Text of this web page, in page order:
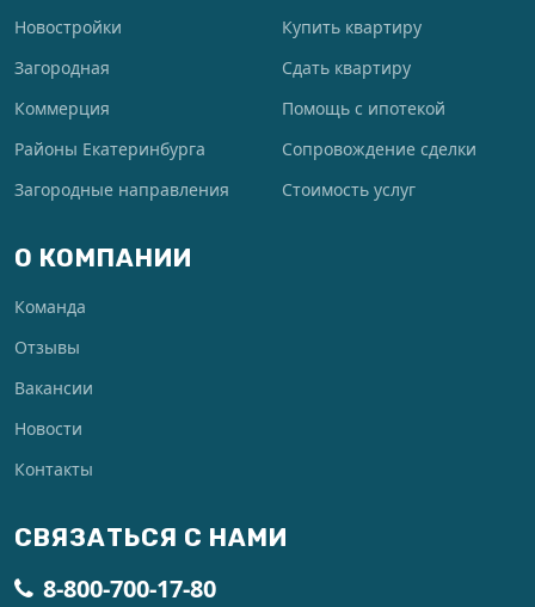
Новостройки
Загородная
Коммерция
Районы Екатеринбурга
Загородные направления
Купить квартиру
Сдать квартиру
Помощь с ипотекой
Сопровождение сделки
Стоимость услуг
О КОМПАНИИ
Команда
Отзывы
Вакансии
Новости
Контакты
СВЯЗАТЬСЯ С НАМИ
8-800-700-17-80